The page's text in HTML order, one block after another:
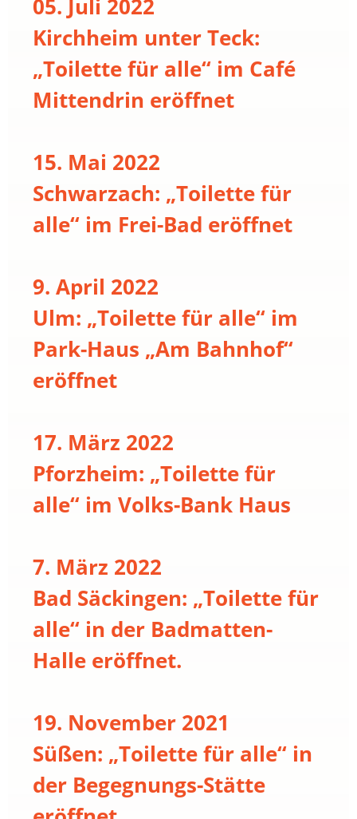
05. Juli 2022
Kirchheim unter Teck:
„Toilette für alle“ im Café
Mittendrin eröffnet
15. Mai 2022
Schwarzach: „Toilette für
alle“ im Frei-Bad eröffnet
9. April 2022
Ulm: „Toilette für alle“ im
Park-Haus „Am Bahnhof“
eröffnet
17. März 2022
Pforzheim: „Toilette für
alle“ im Volks-Bank Haus
7. März 2022
Bad Säckingen: „Toilette für
alle“ in der Badmatten-
Halle eröffnet.
19. November 2021
Süßen: „Toilette für alle“ in
der Begegnungs-Stätte